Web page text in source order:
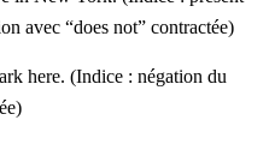
avec “does not” contractée)
here. (Indice : négation du